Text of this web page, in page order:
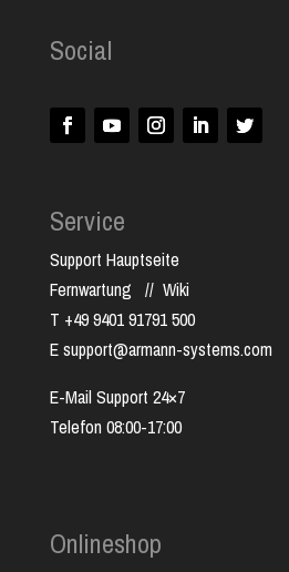
Social
Service
Support Hauptseite
Fernwartung // Wiki
T +49 9401 91791 500
E support@armann-systems.com
E-Mail Support 24×7
Telefon 08:00-17:00
Onlineshop